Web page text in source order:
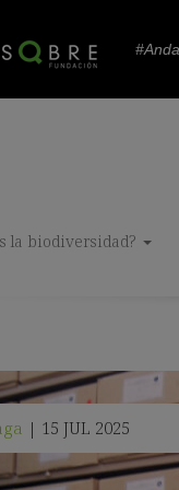
la biodiversidad?
| 15 JUL 2025